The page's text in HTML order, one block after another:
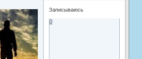
Записываюсь
0